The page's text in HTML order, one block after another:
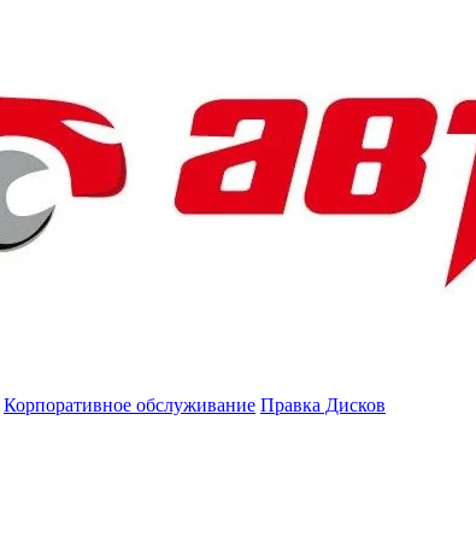
Корпоративное обслуживание Правка Дисков